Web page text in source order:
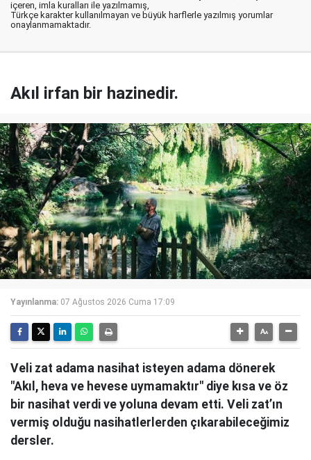
içeren, imla kuralları ile yazılmamış,
Türkçe karakter kullanılmayan ve büyük harflerle yazılmış yorumlar
onaylanmamaktadır.
Akıl irfan bir hazinedir.
Yayınlanma: 07 Ağustos 2026 Cuma 17:09
Veli zat adama nasihat isteyen adama dönerek
"Akıl, heva ve hevese uymamaktır" diye kısa ve öz
bir nasihat verdi ve yoluna devam etti. Veli zat’ın
vermiş olduğu nasihatlerlerden çıkarabileceğimiz
dersler.